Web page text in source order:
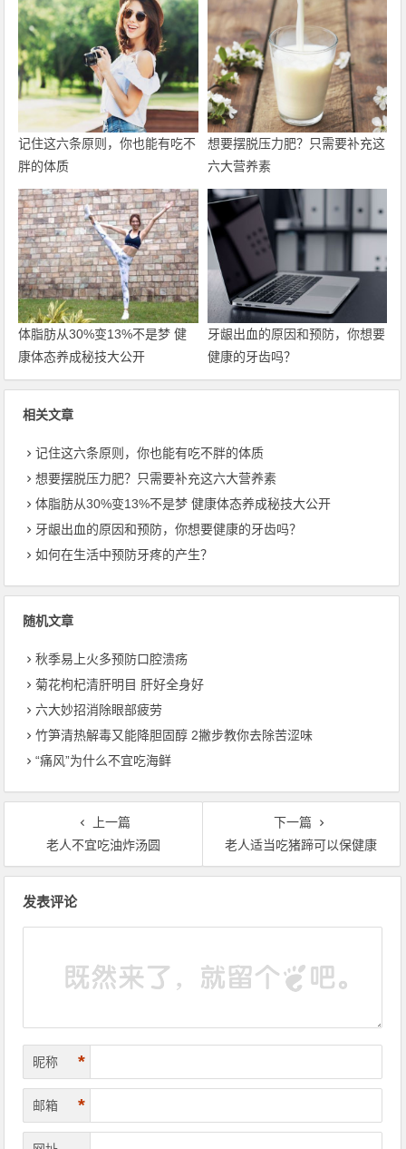
记住这六条原则，你也能有吃不
胖的体质
想要摆脱压力肥？只需要补充这
六大营养素
体脂肪从30%变13%不是梦 健
康体态养成秘技大公开
牙龈出血的原因和预防，你想要
健康的牙齿吗？
相关文章
记住这六条原则，你也能有吃不胖的体质
想要摆脱压力肥？只需要补充这六大营养素
体脂肪从30%变13%不是梦 健康体态养成秘技大公开
牙龈出血的原因和预防，你想要健康的牙齿吗？
如何在生活中预防牙疼的产生？
随机文章
秋季易上火多预防口腔溃疡
菊花枸杞清肝明目 肝好全身好
六大妙招消除眼部疲劳
竹笋清热解毒又能降胆固醇 2撇步教你去除苦涩味
“痛风”为什么不宜吃海鲜
上一篇
老人不宜吃油炸汤圆
下一篇
老人适当吃猪蹄可以保健康
发表评论
昵称 *
邮箱 *